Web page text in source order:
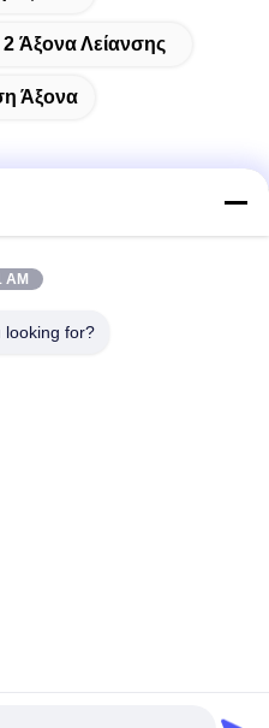
Άξονα Λείανσης
Άξονα
Δύσης δρόμος
AM
looking for?